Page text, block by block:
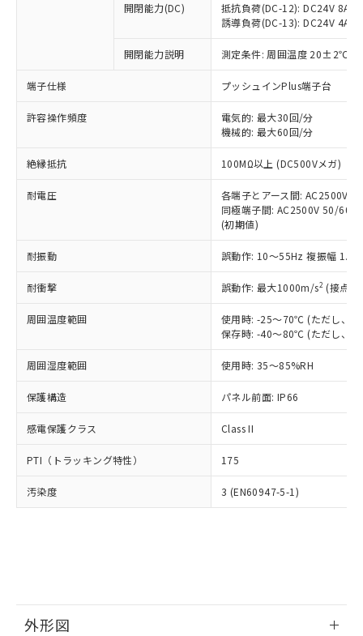
開閉能力(DC)
抵抗負荷(DC-12): DC24V 8A/
誘導負荷(DC-13): DC24V 4A/
開閉能力説明 測定条件: 周囲温度 20±2℃、
端子仕様 プッシュインPlus端子台
許容操作頻度
電気的: 最大30回/分
機械的: 最大60回/分
絶縁抵抗 100MΩ以上 (DC500Vメガ)
耐電圧
各端子とアース間: AC2500V
同極端子間: AC2500V 50/
(初期値)
耐振動 誤動作: 10～55Hz 複振幅
耐衝撃 誤動作: 最大1000m/s2 (接点
周囲温度範囲
使用時: -25～70℃ (ただし、氷
保存時: -40～80℃ (ただし、氷
周囲湿度範囲 使用時: 35～85%RH
保護構造 パネル前面: IP66
感電保護クラス Class II
PTI（トラッキング特性） 175
汚染度 3 (EN60947-5-1)
外形図
以下の条件をお読みいただき、同意のうえ
ご利用ください。
本サービスは、当社制御機器事業取扱
商品の当社在庫状況および標準価格
(税抜)を提供させていただくもので
当社制御機器事業取扱商品の中には、
本サービスの対象外となる商品もある
ことをご了承ください。
在庫状況および標準価格照会結果は、
記載している更新日時点での社内デー
タに基づき作成されるものであり、閲
覧された時点での実際の在庫および標
準価格とは異なる場合があることをご
正式な納期状況および標準価格はお客
様のお取引先、またはお客様担当のオ
ムロン制御機器販売店・当社販売員に
オムロン制御機器販売店や当社販売拠
販売ネットワーク
」をご確認
在庫状況および標準価格結果を当社の
事前の承諾なく第三者に漏洩または開
示しないようお願いします。
マイパーツ機能（部品リスト作成サー
ビス）をご利用いただくには、I-Web
品・サービスに関するお客様との取
対応予定なし：EU RoHS指令（10物質）の
非含有に非対応の商品で、対応品を出す予
調査・確認中：EU RoHS指令（10物質）の
非含有の対応状況を調査中または確認中の
商品です。
非該当品：ライセンス料など無形物で、有
害物質有無と関係のない商品です。
仕入先様の事情により、非含有部品として
いたものが、含有品と判明した場合などや
むを得ず変更することがあります。
鉛(Pb) 1000ppm以下、 水銀(Hg) 1000ppm以下、 カド
六価クロム(Cr(Ⅵ)) 1000ppm以下、ポリ臭化ビフェニル
類(PBB) 1000ppm以下、ポリ臭化ジフェニルエーテル類
ルベンジル（BBP） 1000ppm以下、フタル酸ジブチル
（DBP） 1000ppm以下、フタル酸ジイソブチル
但し、RoHS指令で産業用監視および制御機器に対する
適用除外項目は除く。
フタル酸エステル類の４物質については閾値を超える意
図的な使用がないことを確認しています。
部品在庫の切り替え状況などにより、予定
月が前後することがあります。
「○」：最大均質材料含有率が中国RoHSの
基準値以下であることを示します。
「×」：最大均質材料含有率が中国RoHSの
基準値を超えていることを示します。
「－」：未確認です。当社販売部門へお問
*中国RoHS10物質の基準値 (GB/T26572)：
Pb(鉛) :1000ppm、 Hg(水銀) : 1000ppm、 Cd(カドミウ
Cr(Ⅵ)(六価クロム) : 1000ppm、 PBBs(ポリ臭化ビフェ
ニル類) : 1000ppm、 PBDEs(ポリ臭化ジフェニルエーテ
ル類) : 1000ppm、
DBP(フタル酸ジブチル) : 1000ppm、 DIBP(フタル酸ジ
イソブチル) : 1000ppm、 BBP(フタル酸ブチルベンジ
DEHP(フタル酸ビス(2-エチルヘキシル)) : 1000ppm
「ｅ」：有害物質（10物質）のすべてが基
準値以下であることを示します。
「10」：通常の使用状況下において有害物
質が外部に漏えいし、環境に深刻な影響を
及ぼさない年数を意味します。
当社は、これら貴社製品のうち、外国
為替および外国貿易法に定める商品
（以下｢規制貨物等」という）を輸出
または国外への提供する場合は、日本
国政府の輸出許可(または役務取引許
可)を取得するなどの必要な手続きを
当社は規制貨物を破棄する場合は、完
全に破砕するなど、違法に輸出されな
いよう必要な手段を講じます。
当社は貴社製品を、核兵器、ミサイ
ル、化学兵器、生物兵器またはその他
武器並びにこれらの製造装置等に一切
当社は、貴社製品を第三者に販売する
場合は、上記1、2および3の内容を当
該第三者に通知します。また当社は、
販売先および販売に係わる関係者が違
法に輸出するおそれがある場合は、取
り引きをいたしません。
一定数以上の在庫あり
一定数には満たないが在庫あり
在庫なし(最新の在庫状況につ
いては、お客様のお取引先、ま
たはお客様担当のオムロン制御
機器販売店・当社販売員にご確
受注生産機種、また在庫状況の
情報を公開していない機種